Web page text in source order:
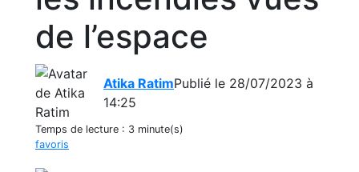
de l’espace
Atika RatimPublié le 28/07/2023 à
14:25
Temps de lecture : 3 minute(s)
favoris